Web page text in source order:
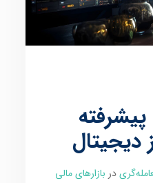
دیجیتال
در بازارهای مالی